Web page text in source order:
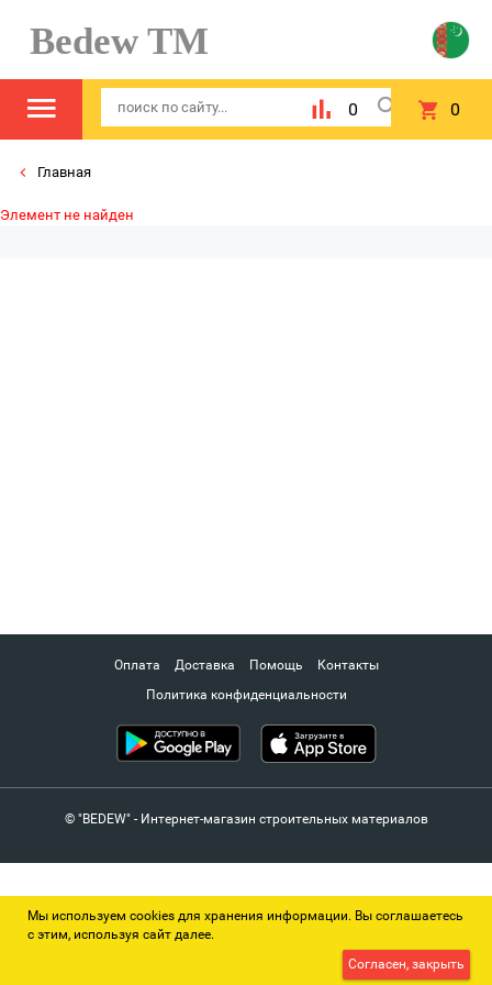
Bedew TM
0 0
Главная
Элемент не найден
Оплата Доставка Помощь
Контакты
Политика конфиденциальности
© "BEDEW" - Интернет-магазин строительных материалов
Мы используем cookies для хранения информации. Вы соглашаетесь
с этим, используя сайт далее.
Согласен, закрыть